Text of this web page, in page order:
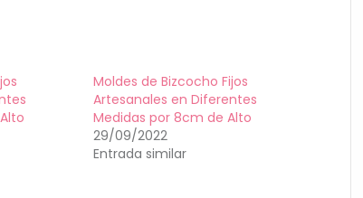
Moldes de Bizcocho Fijos
Artesanales en Diferentes
Medidas por 8cm de Alto
29/09/2022
Entrada similar